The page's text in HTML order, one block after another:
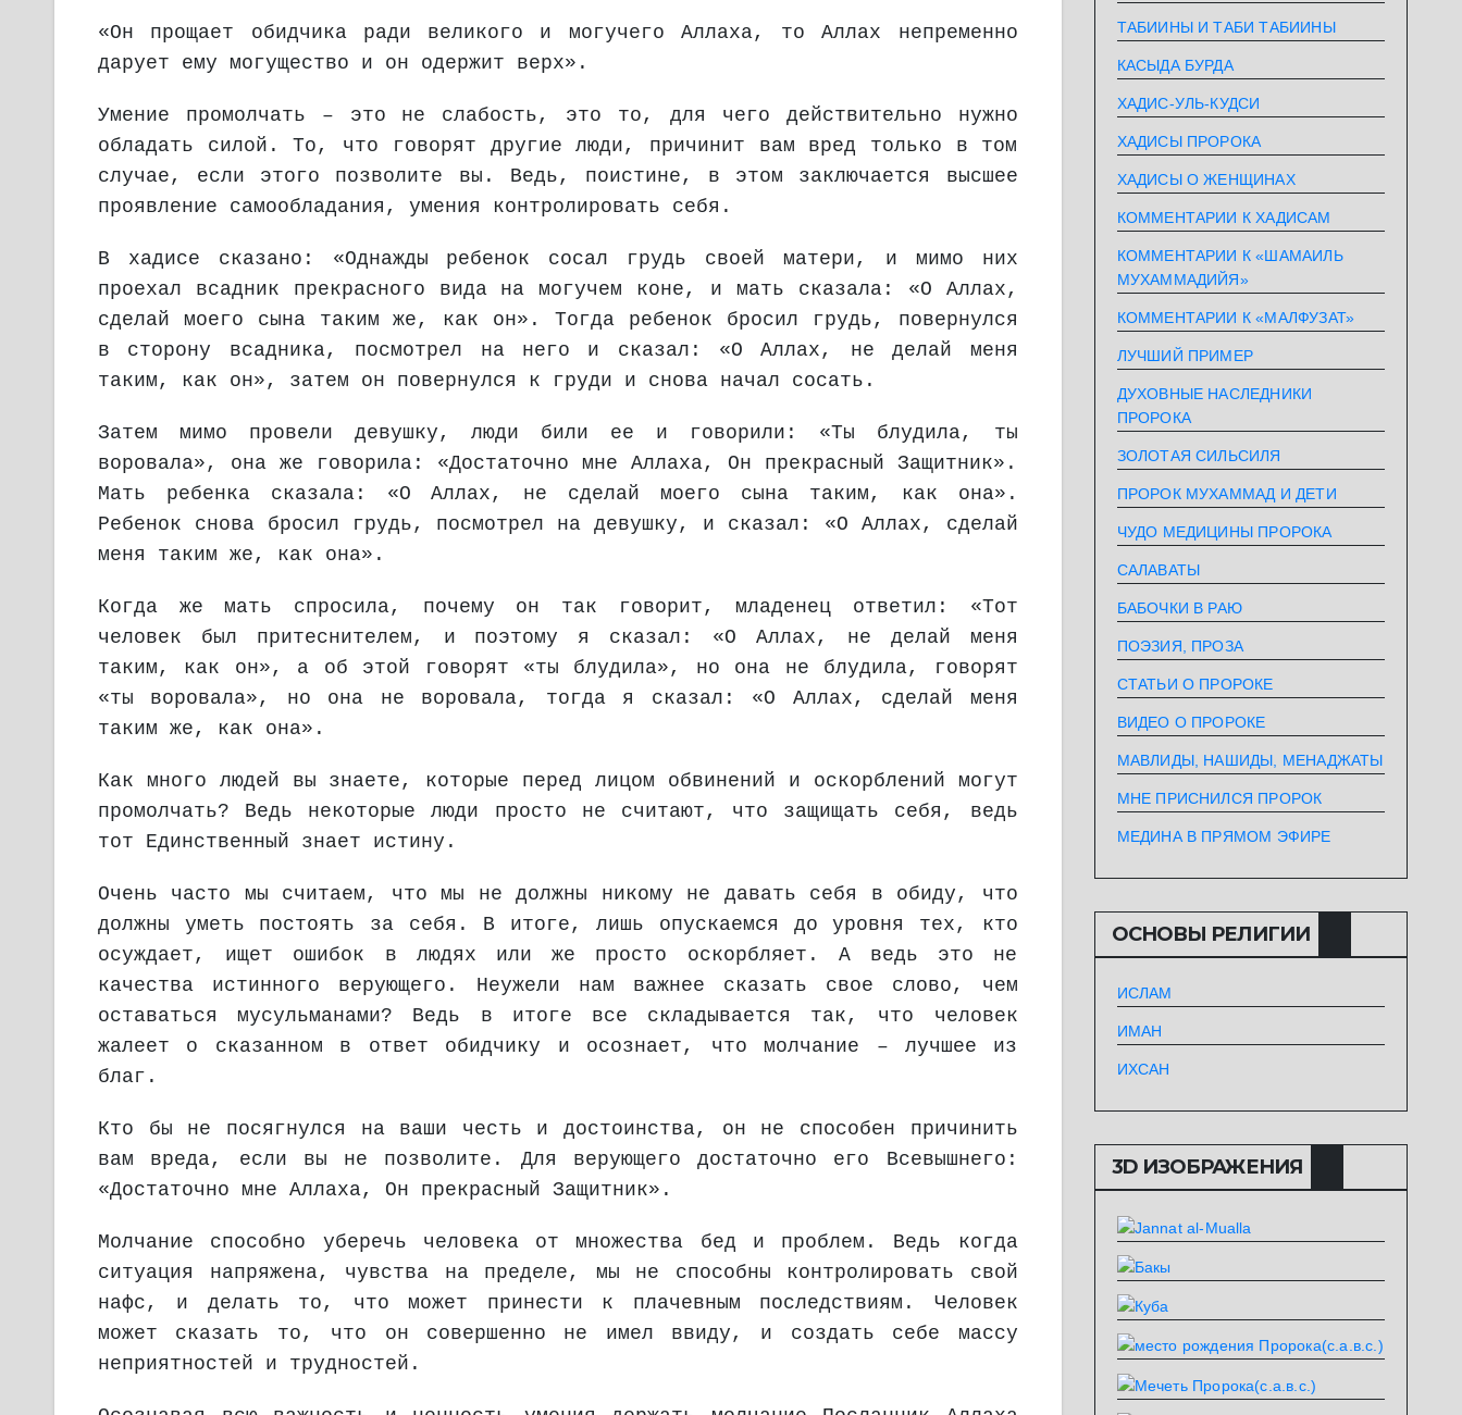
«Он прощает обидчика ради великого и могучего Аллаха, то Аллах непременно
дарует ему могущество и он одержит верх».
Умение промолчать – это не слабость, это то, для чего действительно нужно
обладать силой. То, что говорят другие люди, причинит вам вред только в том
случае, если этого позволите вы. Ведь, поистине, в этом заключается высшее
проявление самообладания, умения контролировать себя.
В хадисе сказано: «Однажды ребенок сосал грудь своей матери, и мимо них
проехал всадник прекрасного вида на могучем коне, и мать сказала: «О Аллах,
сделай моего сына таким же, как он». Тогда ребенок бросил грудь, повернулся
в сторону всадника, посмотрел на него и сказал: «О Аллах, не делай меня
таким, как он», затем он повернулся к груди и снова начал сосать.
Затем мимо провели девушку, люди били ее и говорили: «Ты блудила, ты
воровала», она же говорила: «Достаточно мне Аллаха, Он прекрасный Защитник».
Мать ребенка сказала: «О Аллах, не сделай моего сына таким, как она».
Ребенок снова бросил грудь, посмотрел на девушку, и сказал: «О Аллах, сделай
меня таким же, как она».
Когда же мать спросила, почему он так говорит, младенец ответил: «Тот
человек был притеснителем, и поэтому я сказал: «О Аллах, не делай меня
таким, как он», а об этой говорят «ты блудила», но она не блудила, говорят
«ты воровала», но она не воровала, тогда я сказал: «О Аллах, сделай меня
таким же, как она».
Как много людей вы знаете, которые перед лицом обвинений и оскорблений могут
промолчать? Ведь некоторые люди просто не считают, что защищать себя, ведь
тот Единственный знает истину.
Очень часто мы считаем, что мы не должны никому не давать себя в обиду, что
должны уметь постоять за себя. В итоге, лишь опускаемся до уровня тех, кто
осуждает, ищет ошибок в людях или же просто оскорбляет. А ведь это не
качества истинного верующего. Неужели нам важнее сказать свое слово, чем
оставаться мусульманами? Ведь в итоге все складывается так, что человек
жалеет о сказанном в ответ обидчику и осознает, что молчание – лучшее из
благ.
Кто бы не посягнулся на ваши честь и достоинства, он не способен причинить
вам вреда, если вы не позволите. Для верующего достаточно его Всевышнего:
«Достаточно мне Аллаха, Он прекрасный Защитник».
Молчание способно уберечь человека от множества бед и проблем. Ведь когда
ситуация напряжена, чувства на пределе, мы не способны контролировать свой
нафс, и делать то, что может принести к плачевным последствиям. Человек
может сказать то, что он совершенно не имел ввиду, и создать себе массу
неприятностей и трудностей.
ТАБИИНЫ И ТАБИ ТАБИИНЫ
КАСЫДА БУРДА
ХАДИС-УЛЬ-КУДСИ
ХАДИСЫ ПРОРОКА
ХАДИСЫ О ЖЕНЩИНАХ
КОММЕНТАРИИ К ХАДИСАМ
КОММЕНТАРИИ К «ШАМАИЛЬ
МУХАММАДИЙЯ»
КОММЕНТАРИИ К «МАЛФУЗАТ»
ЛУЧШИЙ ПРИМЕР
ДУХОВНЫЕ НАСЛЕДНИКИ
ПРОРОКА
ЗОЛОТАЯ СИЛЬСИЛЯ
ПРОРОК МУХАММАД И ДЕТИ
ЧУДО МЕДИЦИНЫ ПРОРОКА
САЛАВАТЫ
БАБОЧКИ В РАЮ
ПОЭЗИЯ, ПРОЗА
СТАТЬИ О ПРОРОКЕ
ВИДЕО О ПРОРОКЕ
МАВЛИДЫ, НАШИДЫ, МЕНАДЖАТЫ
МНЕ ПРИСНИЛСЯ ПРОРОК
МЕДИНА В ПРЯМОМ ЭФИРЕ
ОСНОВЫ РЕЛИГИИ
ИСЛАМ
ИМАН
ИХСАН
3D ИЗОБРАЖЕНИЯ